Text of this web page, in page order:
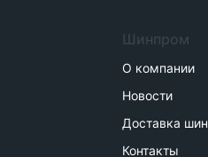
Шинпром
О компании
Новости
Доставка шин
Контакты